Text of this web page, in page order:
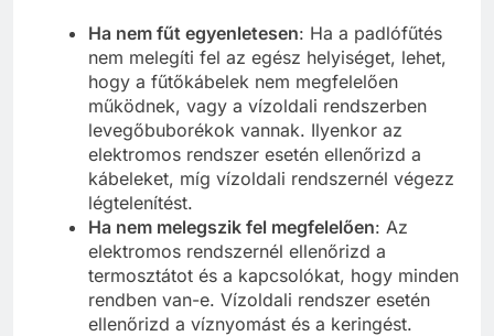
Ha nem fűt egyenletesen: Ha a padlófűtés
nem melegíti fel az egész helyiséget, lehet,
hogy a fűtőkábelek nem megfelelően
működnek, vagy a vízoldali rendszerben
levegőbuborékok vannak. Ilyenkor az
elektromos rendszer esetén ellenőrizd a
kábeleket, míg vízoldali rendszernél végezz
légtelenítést.
Ha nem melegszik fel megfelelően: Az
elektromos rendszernél ellenőrizd a
termosztátot és a kapcsolókat, hogy minden
rendben van-e. Vízoldali rendszer esetén
ellenőrizd a víznyomást és a keringést.